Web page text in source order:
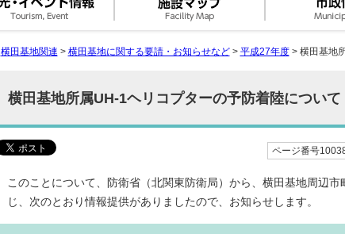
横田基地関連 > 横田基地に関する要請・お知らせなど> 平成27年度> 横田基地
横田基地所属UH-1ヘリコプターの予防着陸について
ページ番号
このことについて、防衛省（北関東防衛局）から、横田基地周辺
じ、次のとおり情報提供がありましたので、お知らせします。